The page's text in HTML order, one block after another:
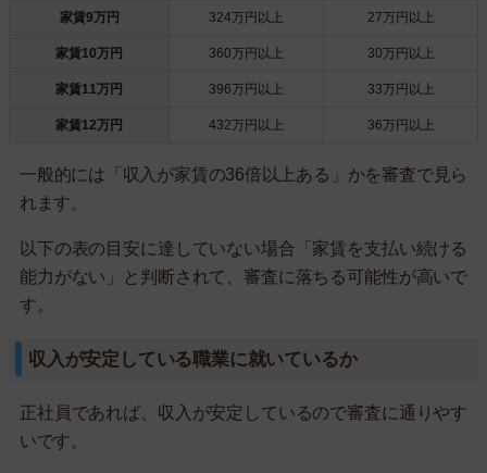
家賃9万円 324万円以上 27万円以上
家賃10万円 360万円以上 30万円以上
家賃11万円 396万円以上 33万円以上
家賃12万円 432万円以上 36万円以上
一般的には「収入が家賃の36倍以上ある」かを審査で見ら
れます。
以下の表の目安に達していない場合「家賃を支払い続ける
能力がない」と判断されて、審査に落ちる可能性が高いで
す。
収入が安定している職業に就いているか
正社員であれば、収入が安定しているので審査に通りやす
いです。